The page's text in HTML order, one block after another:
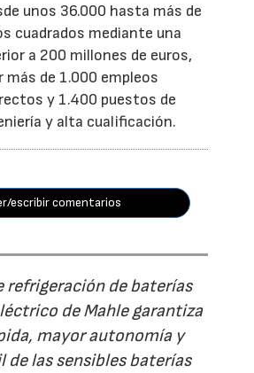
unos 36.000 hasta más de
cuadrados mediante una
a 200 millones de euros,
más de 1.000 empleos
y 1.400 puestos de
y alta cualificación.
escribir comentarios
refrigeración de baterías
de Mahle garantiza
mayor autonomía y
de las sensibles baterías